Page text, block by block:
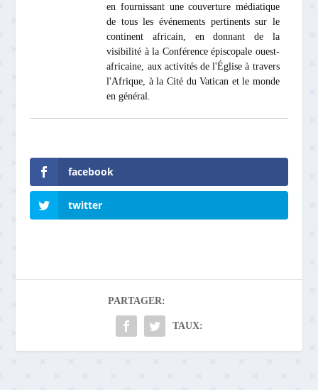
en fournissant une couverture médiatique
de tous les événements pertinents sur le
continent africain, en donnant de la
visibilité à la Conférence épiscopale ouest-
africaine, aux activités de l'Église à travers
l'Afrique, à la Cité du Vatican et le monde
en général.
facebook
twitter
PARTAGER:
TAUX: